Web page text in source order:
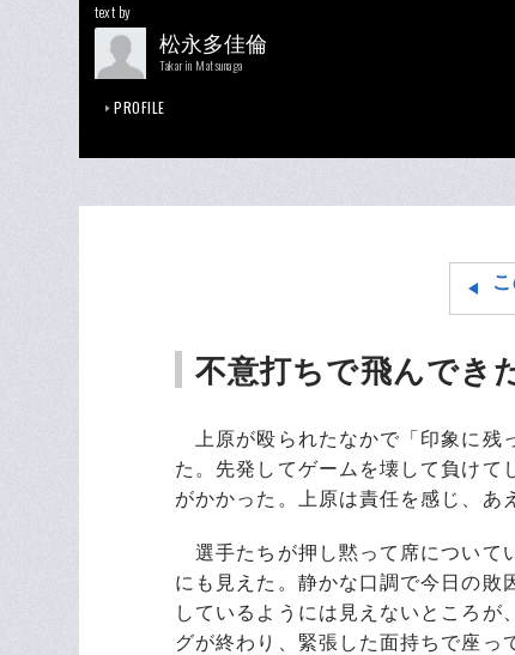
text by
松永多佳倫
Takarin Matsunaga
PROFILE
不意打ちで飛んでき
上原が殴られたなかで「印象に残
た。先発してゲームを壊して負けて
がかかった。上原は責任を感じ、あ
選手たちが押し黙って席について
にも見えた。静かな口調で今日の敗
しているようには見えないところ
グが終わり、緊張した面持ちで座っ